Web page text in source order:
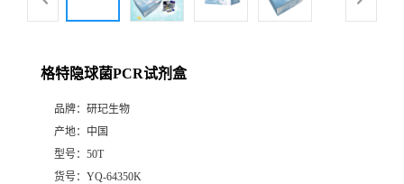
格特隐球菌PCR试剂盒
品牌： 研玘生物
产地： 中国
型号： 50T
货号： YQ-64350K